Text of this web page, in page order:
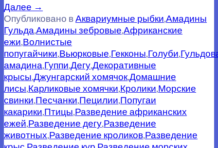
Далее →
Опубликовано вАквариумные рыбки,Амадины
Гульда,Амадины зебровые,Африканские
ежи,Волнистые
попугайчики,Вьюрковые,Гекконы,Голуби,
амадина,Гуппи,Дегу,Декоративные
крысы,Джунгарский хомячок,Домашние
лисы,Карликовые хомячки,Кролики,Морские
свинки,Песчанки,Пецилии,Попугаи
какарики,Птицы,Разведение африканских
ежей,Разведение дегу,Разведение
животных,Разведение кроликов,Разведение